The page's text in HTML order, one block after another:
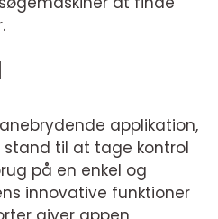
applikation,
til at tage kontrol
på en enkel og
innovative funktioner